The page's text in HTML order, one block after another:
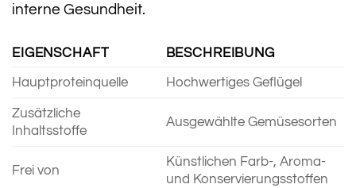
interne Gesundheit.
EIGENSCHAFT BESCHREIBUNG
Hauptproteinquelle Hochwertiges Geflügel
Zusätzliche
Inhaltsstoffe
Ausgewählte Gemüsesorten
Frei von
Künstlichen Farb-, Aroma-
und Konservierungsstoffen